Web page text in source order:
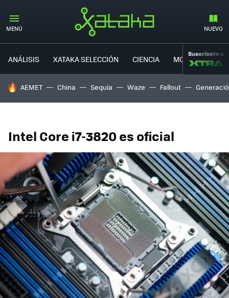
MENÚ NUEVO
ANÁLISIS XATAKA SELECCIÓN CIENCIA MOVILIDAD
Suscríbete a
HOY SE HABLA DE
AEMET China Sequía Waze Fallout
Intel Core i7-3820 es oficial